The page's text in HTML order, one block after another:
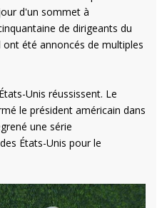
d'un sommet à
de dirigeants du
été annoncés de multiples
Unis réussissent. Le
le président américain dans
une série
États-Unis pour le